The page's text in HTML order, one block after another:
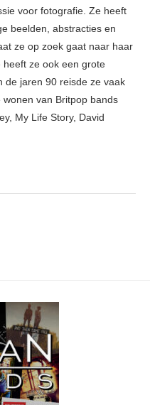
voor fotografie. Ze heeft
beelden, abstracties en
ze op zoek gaat naar haar
ze ook een grote
de jaren 90 reisde ze vaak
van Britpop bands
My Life Story, David